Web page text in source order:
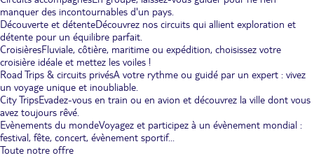
manquer des incontournables d'un pays.
Découverte et détenteDécouvrez nos circuits qui allient exploration et
détente pour un équilibre parfait.
CroisièresFluviale, côtière, maritime ou expédition, choisissez votre
croisière idéale et mettez les voiles !
Road Trips & circuits privésA votre rythme ou guidé par un expert : vivez
un voyage unique et inoubliable.
City TripsEvadez-vous en train ou en avion et découvrez la ville dont vous
avez toujours rêvé.
Evènements du mondeVoyagez et participez à un évènement mondial :
festival, fête, concert, évènement sportif...
Toute notre offre